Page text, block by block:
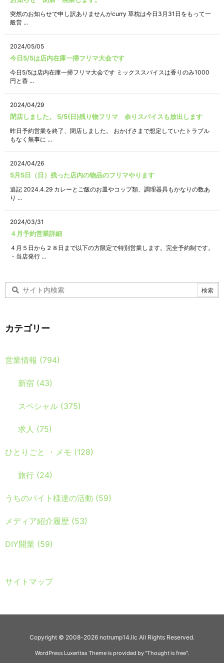
突然のお知らせで申し訳ありませんがcurry 草枕は今日3月31日をもって一
般営 ...
2024/05/05
今日5/5は店内在庫一掃フリマ大会です
今日5/5は店内在庫一掃フリマ大会です ミックススパイスは香りのみ1000
円と香 ...
2024/04/29
閉店しました。 5/5(日)残り物フリマ 余りスパイスも放出します
昨日予約営業を終了、閉店しました。 おかげさまで想定していたトラブル
もなく無事に ...
2024/04/26
5月5日（日）残った店内の物品のフリマやります
追記 2024.4.29 カレーとご飯のお皿やコップ類、調理器具もかなりの数あ
り ...
2024/03/31
４月予約営業詳細
４月５日から２８日まで以下の方限定で特別営業します。完全予約制です。
・当店発行 ...
カテゴリー
営業情報 (794)
新宿 (43)
スペシャル (375)
求人 (75)
ひとりごと ・メモ (128)
旅行 (24)
うちのバイト様達の活動 (59)
メディア紹介履歴 (53)
DIY開業 (59)
サイトマップ
Copyright © 2008-2026 notrump14.llc All Rights Reserved.
WordPress Luxeritas Theme is provided by "Thought is free".